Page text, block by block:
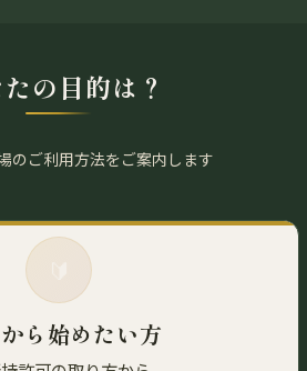
の目的は？
のご利用方法をご案内します
ら始めたい方